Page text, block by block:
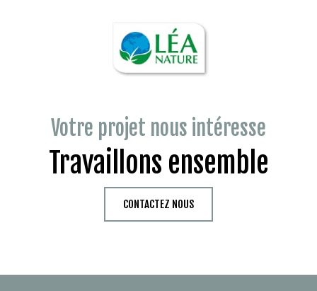
Votre projet nous intéresse
Travaillons ensemble
CONTACTEZ NOUS